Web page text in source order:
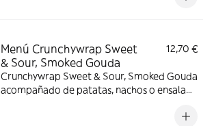
Menú Crunchywrap Sweet
& Sour, Smoked Gouda
12,70 €
Crunchywrap Sweet & Sour, Smoked Gouda
acompañado de patatas, nachos o ensalada